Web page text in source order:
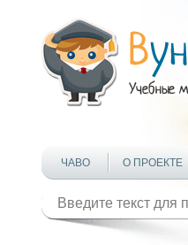
ЧАВО О ПРОЕКТЕ